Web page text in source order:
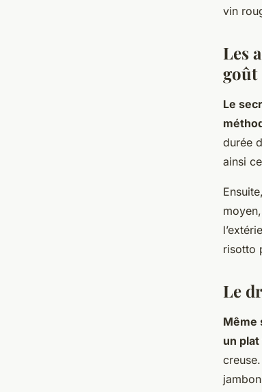
vin
Les
goût
Le
durée
ainsi
risotto
Le
Même
un